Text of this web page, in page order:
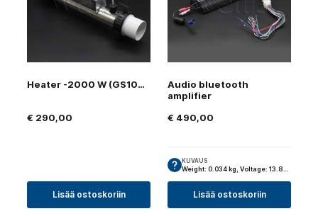
Heater -2000 W (GS100 )
€ 290,00
Lisää ostoskoriin
Audio bluetooth
amplifier
€ 490,00
KUVAUS
Weight: 0.034 kg, Voltage: 13.8…
Lisää ostoskoriin